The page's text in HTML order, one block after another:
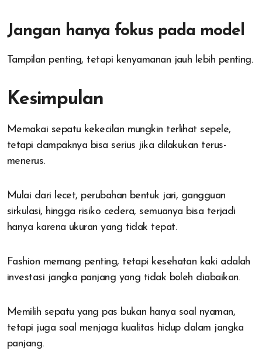
Jangan hanya fokus pada model
Tampilan penting, tetapi kenyamanan jauh lebih penting.
Kesimpulan
Memakai sepatu kekecilan mungkin terlihat sepele,
tetapi dampaknya bisa serius jika dilakukan terus-
menerus.
Mulai dari lecet, perubahan bentuk jari, gangguan
sirkulasi, hingga risiko cedera, semuanya bisa terjadi
hanya karena ukuran yang tidak tepat.
Fashion memang penting, tetapi kesehatan kaki adalah
investasi jangka panjang yang tidak boleh diabaikan.
Memilih sepatu yang pas bukan hanya soal nyaman,
tetapi juga soal menjaga kualitas hidup dalam jangka
panjang.